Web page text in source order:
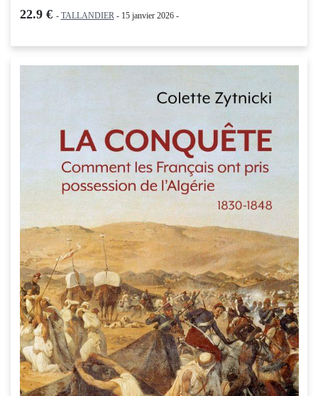
22.9 € - TALLANDIER- 15 janvier 2026 -